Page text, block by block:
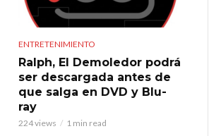
ENTRETENIMIENTO
Ralph, El Demoledor podrá
ser descargada antes de
que salga en DVD y Blu-
ray
224 views 1 min read